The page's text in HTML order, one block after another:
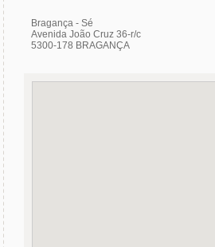
Bragança - Sé
Avenida João Cruz 36-r/c
5300-178 BRAGANÇA